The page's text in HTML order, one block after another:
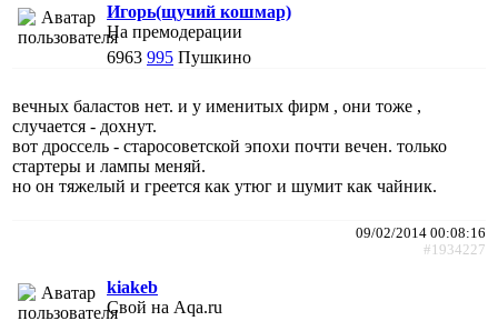
Игорь(щучий кошмар)
На премодерации
6963 995 Пушкино
вечных баластов нет. и у именитых фирм , они тоже ,
случается - дохнут.
вот дроссель - старосоветской эпохи почти вечен. только
стартеры и лампы меняй.
но он тяжелый и греется как утюг и шумит как чайник.
09/02/2014 00:08:16
#1934227
kiakeb
Свой на Aqa.ru